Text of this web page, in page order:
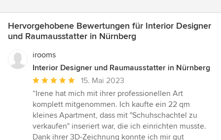
Hervorgehobene Bewertungen für Interior Designer
und Raumausstatter in Nürnberg
irooms
Interior Designer und Raumausstatter in Nürnberg
Durchschnittliche
Bewertung:
5
von
5
Sternen
15. Mai 2023
“Irene hat mich mit ihrer professionellen Art
komplett mitgenommen. Ich kaufte ein 22 qm
kleines Apartment, dass mit "Schuhschachtel zu
verkaufen" inseriert war, die ich einrichten musste.
Dank ihrer 3D-Zeichnung konnte ich mir gut